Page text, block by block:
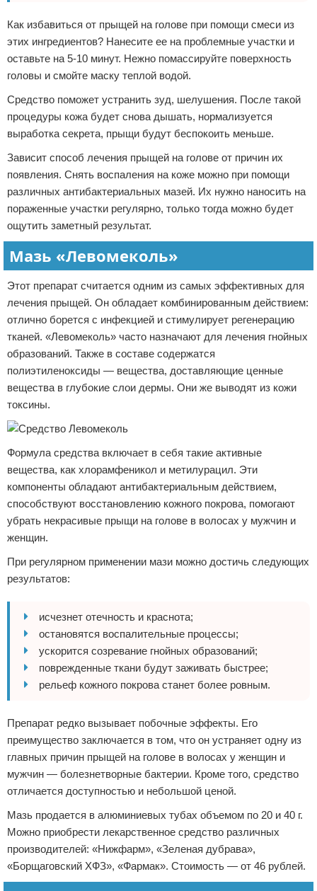
Как избавиться от прыщей на голове при помощи смеси из
этих ингредиентов? Нанесите ее на проблемные участки и
оставьте на 5-10 минут. Нежно помассируйте поверхность
головы и смойте маску теплой водой.
Средство поможет устранить зуд, шелушения. После такой
процедуры кожа будет снова дышать, нормализуется
выработка секрета, прыщи будут беспокоить меньше.
Зависит способ лечения прыщей на голове от причин их
появления. Снять воспаления на коже можно при помощи
различных антибактериальных мазей. Их нужно наносить на
пораженные участки регулярно, только тогда можно будет
ощутить заметный результат.
Мазь «Левомеколь»
Этот препарат считается одним из самых эффективных для
лечения прыщей. Он обладает комбинированным действием:
отлично борется с инфекцией и стимулирует регенерацию
тканей. «Левомеколь» часто назначают для лечения гнойных
образований. Также в составе содержатся
полиэтиленоксиды — вещества, доставляющие ценные
вещества в глубокие слои дермы. Они же выводят из кожи
токсины.
Формула средства включает в себя такие активные
вещества, как хлорамфеникол и метилурацил. Эти
компоненты обладают антибактериальным действием,
способствуют восстановлению кожного покрова, помогают
убрать некрасивые прыщи на голове в волосах у мужчин и
женщин.
При регулярном применении мази можно достичь следующих
результатов:
исчезнет отечность и краснота;
остановятся воспалительные процессы;
ускорится созревание гнойных образований;
поврежденные ткани будут заживать быстрее;
рельеф кожного покрова станет более ровным.
Препарат редко вызывает побочные эффекты. Его
преимущество заключается в том, что он устраняет одну из
главных причин прыщей на голове в волосах у женщин и
мужчин — болезнетворные бактерии. Кроме того, средство
отличается доступностью и небольшой ценой.
Мазь продается в алюминиевых тубах объемом по 20 и 40 г.
Можно приобрести лекарственное средство различных
производителей: «Нижфарм», «Зеленая дубрава»,
«Борщаговский ХФЗ», «Фармак». Стоимость — от 46 рублей.